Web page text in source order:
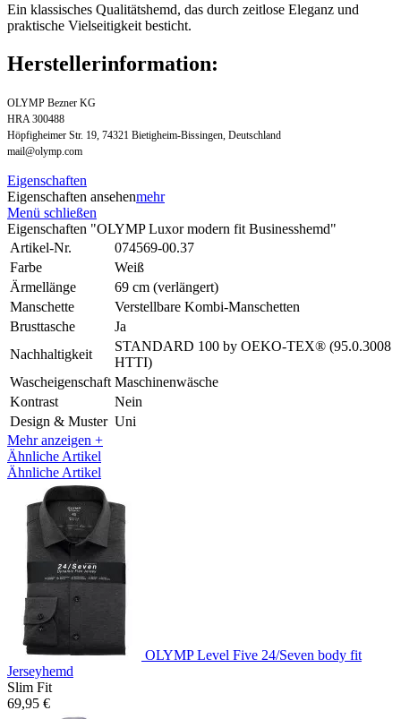
Ein klassisches Qualitätshemd, das durch zeitlose Eleganz und
praktische Vielseitigkeit besticht.
Herstellerinformation:
OLYMP Bezner KG
HRA 300488
Höpfigheimer Str. 19, 74321 Bietigheim-Bissingen, Deutschland
mail@olymp.com
Eigenschaften
Eigenschaften ansehenmehr
Menü schließen
Eigenschaften "OLYMP Luxor modern fit Businesshemd"
Artikel-Nr.
074569-00.37
Farbe
Weiß
Ärmellänge
69 cm (verlängert)
Manschette
Verstellbare Kombi-Manschetten
Brusttasche
Ja
Nachhaltigkeit
STANDARD 100 by OEKO-TEX® (95.0.3008
HTTI)
Wascheigenschaft Maschinenwäsche
Kontrast
Nein
Design & Muster Uni
Mehr anzeigen +
Ähnliche Artikel
Ähnliche Artikel
OLYMP Level Five 24/Seven body fit
Jerseyhemd
Slim Fit
69,95 €